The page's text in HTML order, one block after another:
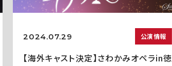
2024.07.29 公演情報
【海外キャスト決定】さわかみオペラin徳